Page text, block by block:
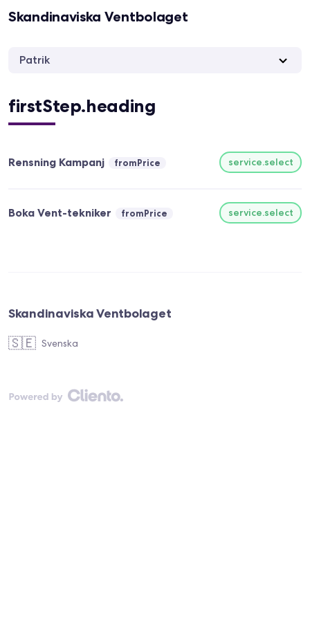
Skandinaviska Ventbolaget
Patrik
firstStep.heading
Rensning Kampanj fromPrice service.select
Boka Vent-tekniker fromPrice service.select
Skandinaviska Ventbolaget
🇸🇪 Svenska